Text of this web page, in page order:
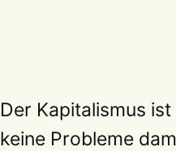
Der Kapitalismus
keine Probleme